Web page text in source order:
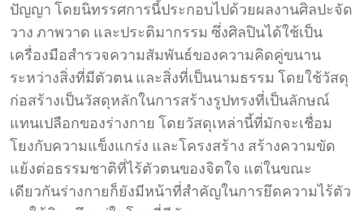
ปัญญา โดยนิทรรศการนี้ประกอบไปด้วยผลงานศิลปะจัด
วาง ภาพวาด และประติมากรรม ซึ่งศิลปินได้ใช้เป็น
เครื่องมือสำรวจความสัมพันธ์ของความคิดคู่ขนาน
ระหว่างสิ่งที่มีตัวตน และสิ่งที่เป็นนามธรรม โดยใช้วัสดุ
ก่อสร้างเป็นวัสดุหลักในการสร้างรูปทรงที่เป็นลักษณ์
แทนเปลือกของร่างกาย โดยวัสดุเหล่านี้ที่มักจะเชื่อม
โยงกับความแข็งแกร่ง และโครงสร้าง สร้างความขัด
แย้งต่อธรรมชาติที่ไร้ตัวตนของจิตใจ แต่ในขณะ
เดียวกันร่างกายก็ยังมีหน้าที่สำคัญในการยึดความไร้ตัว